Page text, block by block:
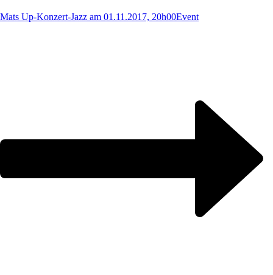
Mats Up-Konzert-Jazz am 01.11.2017, 20h00Event